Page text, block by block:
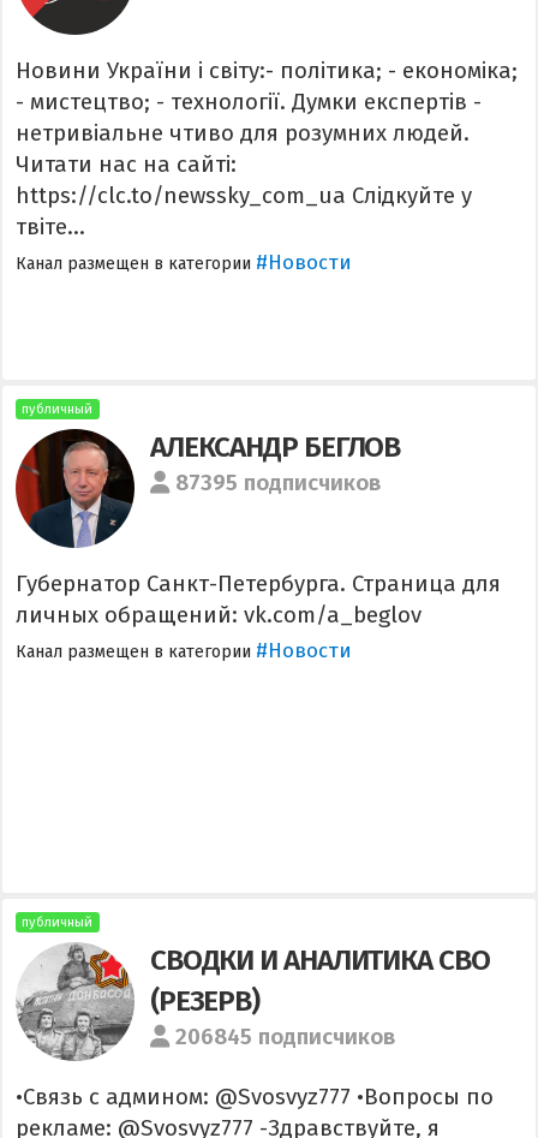
Новини України і світу:- політика; - економіка;
- мистецтво; - технології. Думки експертів -
нетривіальне чтиво для розумних людей.
Читати нас на сайті:
https://clc.to/newssky_com_ua Слідкуйте у
твіте...
Канал размещен в категории #Новости
публичный
АЛЕКСАНДР БЕГЛОВ
87395 подписчиков
Губернатор Санкт-Петербурга. Страница для
личных обращений: vk.com/a_beglov
Канал размещен в категории #Новости
публичный
СВОДКИ И АНАЛИТИКА СВО
(РЕЗЕРВ)
206845 подписчиков
•Связь с админом: @Svosvyz777 •Вопросы по
рекламе: @Svosvyz777 -Здравствуйте, я